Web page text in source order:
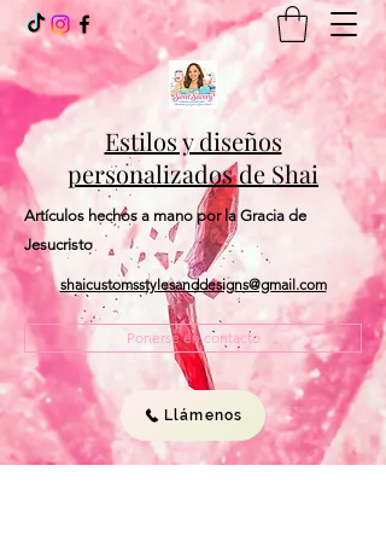
Estilos y diseños
personalizados de Shai
Artículos hechos a mano por la Gracia de
Jesucristo
shaicustomsstylesanddesigns@gmail.com
Ponerse en contacto
Llámenos